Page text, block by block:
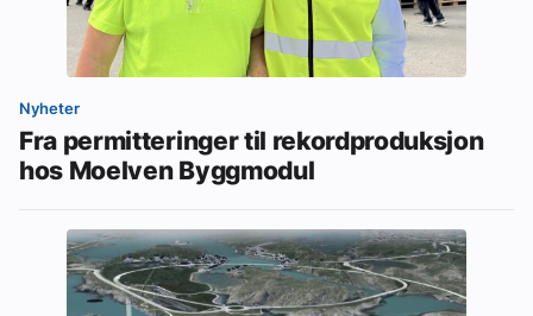
Nyheter
Fra permitteringer til rekordproduksjon
hos Moelven Byggmodul